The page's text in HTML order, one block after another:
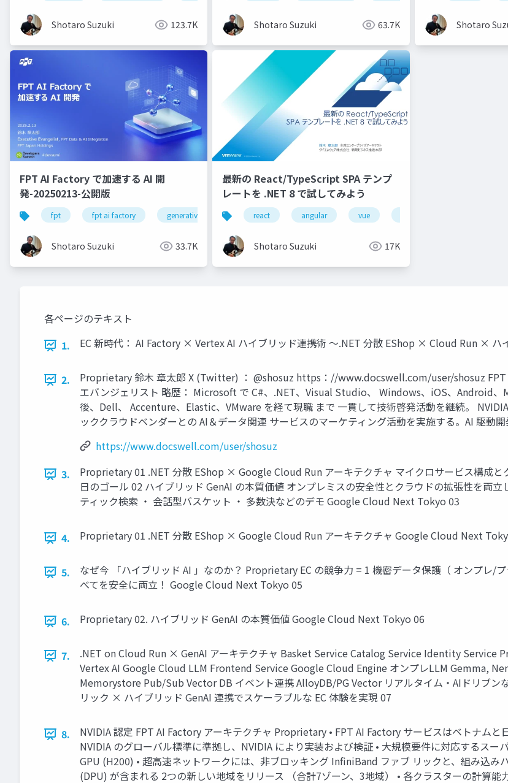
Shotaro Suzuki 123.7K Shotaro Suzuki 63.7K Shotaro
FPT AI Factory で加速する AI 開
発-20250213-公開版
fpt fpt ai factory generative ai azure google cloud aws
Shotaro Suzuki 33.7K
最新の React/TypeScript SPA テンプ
レートを .NET 8 で試してみよう
react angular vue
Shotaro Suzuki 17K
各ページのテキスト
1.
EC 新時代： AI Factory × Vertex AI ハイブリッド連携術 ～.NET 分散 EShop × Cloud Run × ハ
2.
Proprietary 鈴木 章太郎 X (Twitter) ： @shosuz https：//www.docswell.com/user/shosuz FPT
エバンジェリスト 略歴： Microsoft で C#、.NET、Visual Studio、 Windows、iOS、Android
後、Dell、 Accenture、Elastic、VMware を経て現職 まで 一貫して技術啓発活動を継続。
ッククラウドベンダーとの AI＆データ関連 サービスのマーケティング活動を実施する。AI 駆
https://www.docswell.com/user/shosuz
3.
Proprietary 01 .NET 分散 EShop × Google Cloud Run アーキテクチャ マイクロサービス構成
日のゴール 02 ハイブリッド GenAI の本質価値 オンプレミスの安全性とクラウドの拡張性を両
ティック検索 ‧ 会話型バスケット ‧ 多数決などのデモ Google Cloud Next Tokyo 03
4. Proprietary 01 .NET 分散 EShop × Google Cloud Run アーキテクチャ Google Cloud Next
5.
なぜ今 「ハイブリッド AI 」なのか？ Proprietary EC の競争力 = 1 機密データ保護（ オンプレ/
べてを安全に両立！ Google Cloud Next Tokyo 05
6. Proprietary 02. ハイブリッド GenAI の本質価値 Google Cloud Next Tokyo 06
7.
.NET on Cloud Run × GenAI アーキテクチャ Basket Service Catalog Service Identity Service
Vertex AI Google Cloud LLM Frontend Service Google Cloud Engine オンプレLLM Gemma,
Memorystore Pub/Sub Vector DB イベント連携 AlloyDB/PG Vector リアルタイム・AIドリブ
リック × ハイブリッド GenAI 連携でスケーラブルな EC 体験を実現 07
8.
NVIDIA 認定 FPT AI Factory アーキテクチャ Proprietary • FPT AI Factory サービスはベトナム
NVIDIA のグローバル標準に準拠し、NVIDIA により実装および検証 • 大規模要件に対応するス
GPU (H200) • 超高速ネットワークには、非ブロッキング InfiniBand ファブ リックと、組み込み
(DPU) が含まれる 2つの新しい地域をリリース （合計7ゾーン、3地域） • 各クラスターの計算